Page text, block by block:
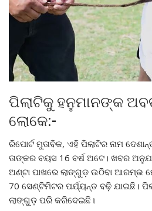
ପିଲାଟିକୁ ହନୁମାନଙ୍କ
ଲୋକେ:-
ରିପୋର୍ଟ ମୁତାବିକ, ଏହି ପିଲାଟିର ନାମ
ତାଙ୍କର ବୟସ 16 ବର୍ଷ ଅଟେ। ଖବର
ଅଣ୍ଟା ପାଖରେ ଲାଙ୍ଗୁଡ଼ ଉଠିବା ଆରମ୍ଭ
70 ସେଣ୍ଟିମିଟର ପର୍ଯ୍ୟନ୍ତ ବଢ଼ି ଯାଇଛି।
ଲାଙ୍ଗୁଡ଼ ପରି କରିଦେଇଛି।